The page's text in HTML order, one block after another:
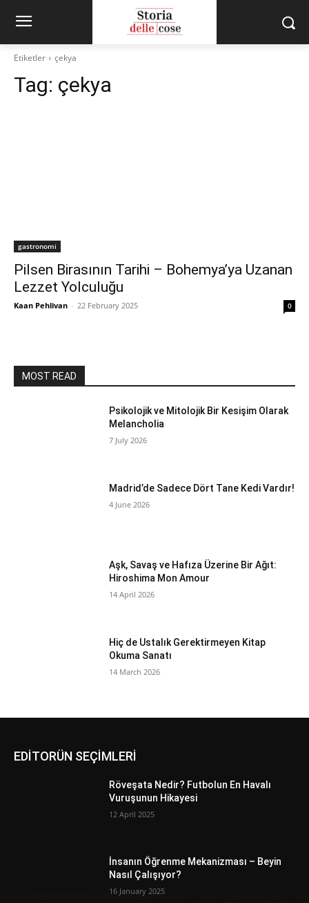
Etiketler çekya
Tag: çekya
gastronomi
Pilsen Birasının Tarihi – Bohemya’ya Uzanan
Lezzet Yolculuğu
Kaan Pehlivan - 22 February 2025 0
MOST READ
Psikolojik ve Mitolojik Bir Kesişim Olarak
Melancholia
7 July 2026
Madrid’de Sadece Dört Tane Kedi Vardır!
4 June 2026
Aşk, Savaş ve Hafıza Üzerine Bir Ağıt:
Hiroshima Mon Amour
14 April 2026
Hiç de Ustalık Gerektirmeyen Kitap
Okuma Sanatı
14 March 2026
EDİTORÜN SEÇİMLERİ
Röveşata Nedir? Futbolun En Havalı
Vuruşunun Hikayesi
12 April 2025
İnsanın Öğrenme Mekanizması – Beyin
Nasıl Çalışıyor?
16 January 2025